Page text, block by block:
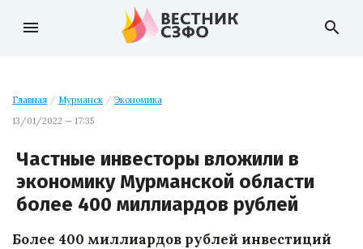
menu search
Главная / Мурманск / Экономика
13/01/2022 — 17:35
Частные инвесторы вложили в
экономику Мурманской области
более 400 миллиардов рублей
Более 400 миллиардов рублей инвестиций